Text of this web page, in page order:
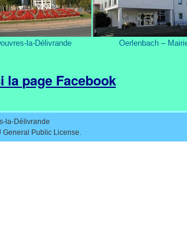
la-Délivrande Oerlenbach –
la page Facebook
la-Délivrande
Public License.